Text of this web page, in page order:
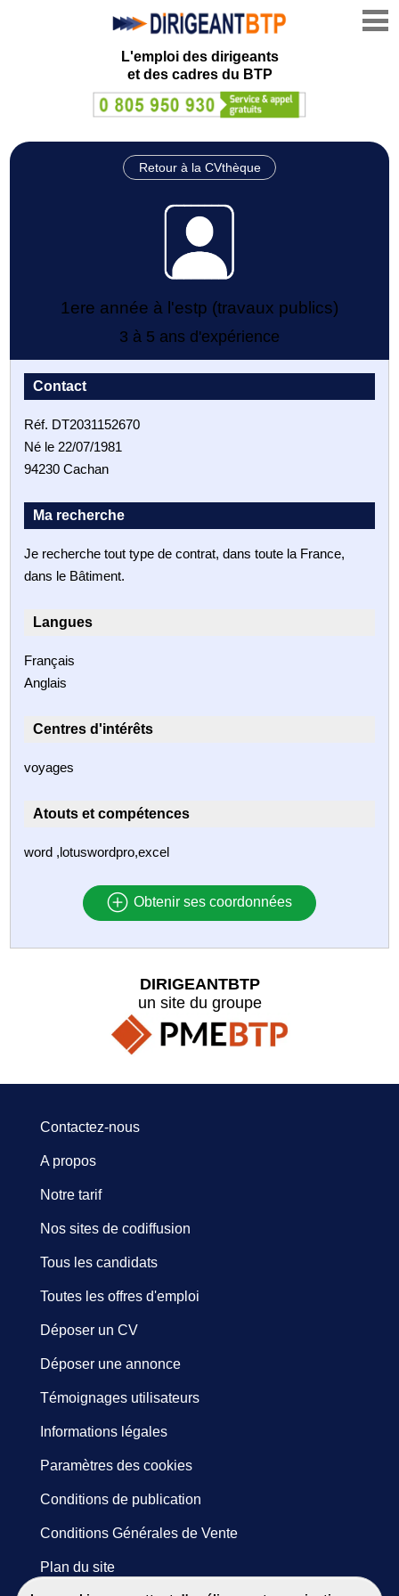
L'emploi des dirigeants
et des cadres du BTP
Retour à la CVthèque
1ere année à l'estp (travaux publics)
3 à 5 ans d'expérience
Contact
Réf. DT2031152670
Né le 22/07/1981
94230 Cachan
Ma recherche
Je recherche tout type de contrat, dans toute la France,
dans le Bâtiment.
Langues
Français
Anglais
Centres d'intérêts
voyages
Atouts et compétences
word ,lotuswordpro,excel
Obtenir ses coordonnées
DIRIGEANTBTP
un site du groupe
Contactez-nous
A propos
Notre tarif
Nos sites de codiffusion
Tous les candidats
Toutes les offres d'emploi
Déposer un CV
Déposer une annonce
Témoignages utilisateurs
Informations légales
Paramètres des cookies
Conditions de publication
Conditions Générales de Vente
Plan du site